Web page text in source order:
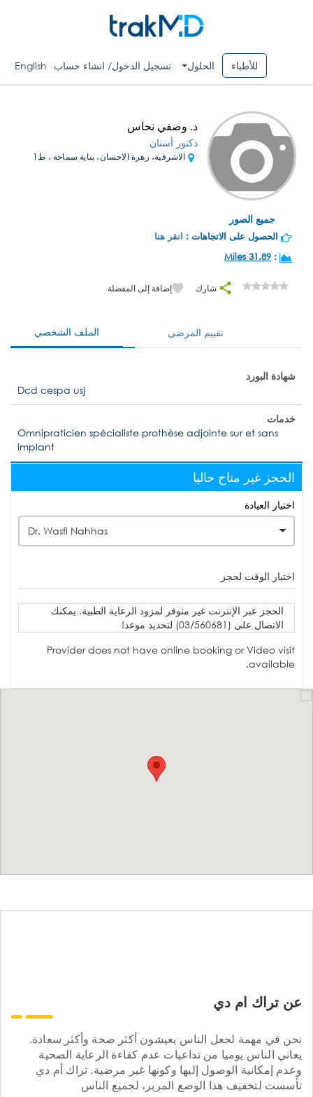
للأطباء الحلول تسجيل الدخول/ انشاء حساب English
جميع الصور
د. وصفي نحاس
دكتور أسنان
الاشرفية، زهرة الاحسان، بناية سماحة ، ط1
الحصول على الاتجاهات : انقر هنا
:
31.89 Miles
شارك إضافة إلى المفضلة
الملف الشخصي تقييم المرضى
شهادة البورد
Dcd cespa usj
خدمات
Omnipraticien spécialiste prothèse adjointe sur et sans
implant
الحجز غير متاح حاليا
اختيار العيادة
Dr. Wasfi Nahhas
اختيار الوقت لحجز
الحجز عبر الإنترنت غير متوفر لمزود الرعاية الطبية. يمكنك
الاتصال على (03/560681) لتحديد موعد!
Provider does not have online booking or Video visit
available.
عن تراك ام دي
نحن في مهمة لجعل الناس يعيشون أكثر صحة وأكثر سعادة.
يعاني الناس يوميا من تداعيات عدم كفاءة الرعاية الصحية
وعدم إمكانية الوصول إليها وكونها غير مرضية. تراك أم دي
تأسست لتخفيف هذا الوضع المرير، لجميع الناس